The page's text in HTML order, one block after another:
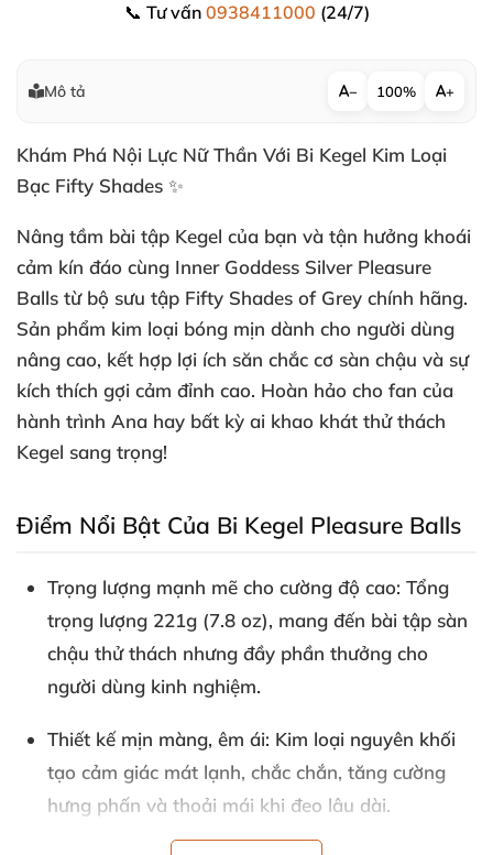
📞 Tư vấn 0938411000 (24/7)
Mô tả − 100% +
Khám Phá Nội Lực Nữ Thần Với Bi Kegel Kim Loại
Bạc Fifty Shades ✨
Nâng tầm bài tập Kegel của bạn và tận hưởng khoái
cảm kín đáo cùng Inner Goddess Silver Pleasure
Balls từ bộ sưu tập Fifty Shades of Grey chính hãng.
Sản phẩm kim loại bóng mịn dành cho người dùng
nâng cao, kết hợp lợi ích săn chắc cơ sàn chậu và sự
kích thích gợi cảm đỉnh cao. Hoàn hảo cho fan của
hành trình Ana hay bất kỳ ai khao khát thử thách
Kegel sang trọng!
Điểm Nổi Bật Của Bi Kegel Pleasure Balls
Trọng lượng mạnh mẽ cho cường độ cao: Tổng
trọng lượng 221g (7.8 oz), mang đến bài tập sàn
chậu thử thách nhưng đầy phần thưởng cho
người dùng kinh nghiệm.
Thiết kế mịn màng, êm ái: Kim loại nguyên khối
tạo cảm giác mát lạnh, chắc chắn, tăng cường
hưng phấn và thoải mái khi đeo lâu dài.